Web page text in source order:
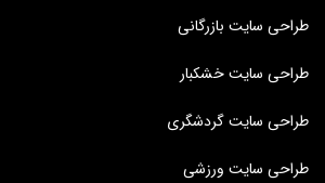
طراحی سایت بازرگانی
طراحی سایت خشکبار
طراحی سایت گردشگری
طراحی سایت ورزشی